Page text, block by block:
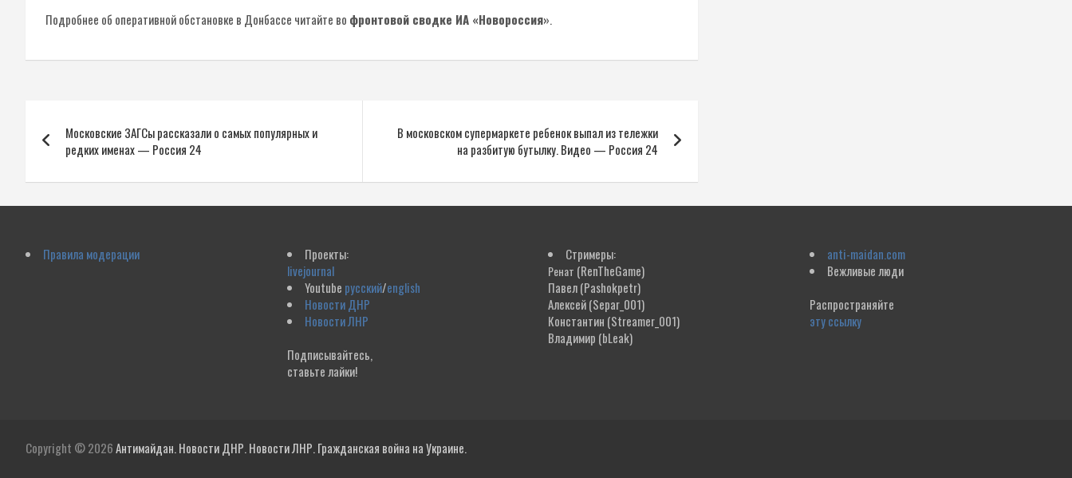
Подробнее об оперативной обстановке в Донбассе читайте во фронтовой сводке ИА «Новороссия».
по
записям
Московские ЗАГСы рассказали о самых популярных и
редких именах — Россия 24
В московском супермаркете ребенок выпал из тележки
на разбитую бутылку. Видео — Россия 24
Правила модерации
Проекты:
livejournal
Youtube русский/english
Новости ДНР
Новости ЛНР
Подписывайтесь,
ставьте лайки!
Стримеры:
Ренат (RenTheGame)
Павел(Pashokpetr)
Алексей(Separ_001)
Константин (Streamer_001)
Владимир (bLeak)
anti-maidan.com
Вежливые люди
Распространяйте
эту ссылку
Copyright © 2026Антимайдан. Новости ДНР. Новости ЛНР. Гражданская война на Украине.